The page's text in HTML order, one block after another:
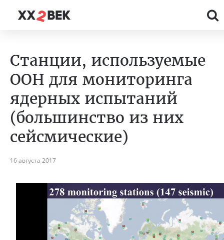
Станции, используемые
ООН для мониторинга
ядерных испытаний
(большинство из них
сейсмические)
16 августа 2017